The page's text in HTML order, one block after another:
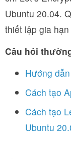
Ubuntu 20.04.
thiết lập gia
Câu hỏi
Hướng
Cách tạo
Cách tạo
Ubuntu